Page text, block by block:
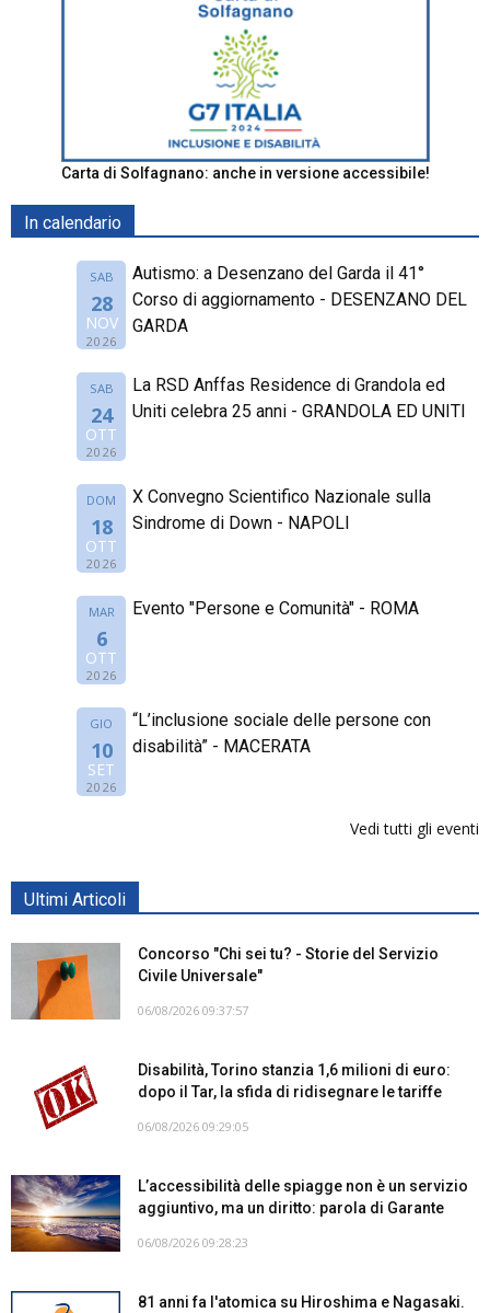
Carta di Solfagnano: anche in versione accessibile!
In calendario
SAB
28
NOV
2026
Autismo: a Desenzano del Garda il 41°
Corso di aggiornamento - DESENZANO DEL
GARDA
SAB
24
OTT
2026
La RSD Anffas Residence di Grandola ed
Uniti celebra 25 anni - GRANDOLA ED UNITI
DOM
18
OTT
2026
X Convegno Scientifico Nazionale sulla
Sindrome di Down - NAPOLI
MAR
6
OTT
2026
Evento "Persone e Comunità" - ROMA
GIO
10
SET
2026
“L’inclusione sociale delle persone con
disabilità” - MACERATA
Vedi tutti gli eventi
Ultimi Articoli
Concorso "Chi sei tu? - Storie del Servizio
Civile Universale"
06/08/2026 09:37:57
Disabilità, Torino stanzia 1,6 milioni di euro:
dopo il Tar, la sfida di ridisegnare le tariffe
06/08/2026 09:29:05
L’accessibilità delle spiagge non è un servizio
aggiuntivo, ma un diritto: parola di Garante
06/08/2026 09:28:23
81 anni fa l'atomica su Hiroshima e Nagasaki.